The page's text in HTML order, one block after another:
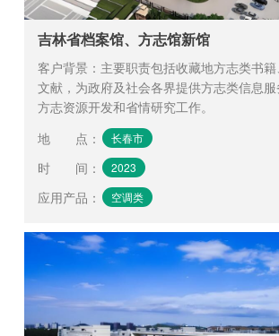
吉林省档案馆、方志馆新馆
客户背景：主要职责包括收藏地方志类书
文献，为政府及社会各界提供方志类信息
方志资源开发和省情研究工作。
地 点 ： 长春市
时 间 ： 2023
应用产品 ： 空调类